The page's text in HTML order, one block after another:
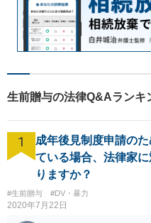
生前贈与の法律Q&Aランキ
1
成年後見制度申請の
ている場合、法律家
りますか？
#生前贈与 #DV・暴力
2020年7月22日